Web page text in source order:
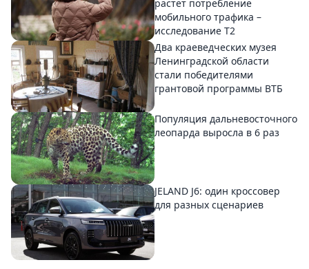
растет потребление
мобильного трафика –
исследование T2
Два краеведческих музея
Ленинградской области
стали победителями
грантовой программы ВТБ
Популяция дальневосточного
леопарда выросла в 6 раз
JELAND J6: один кроссовер
для разных сценариев